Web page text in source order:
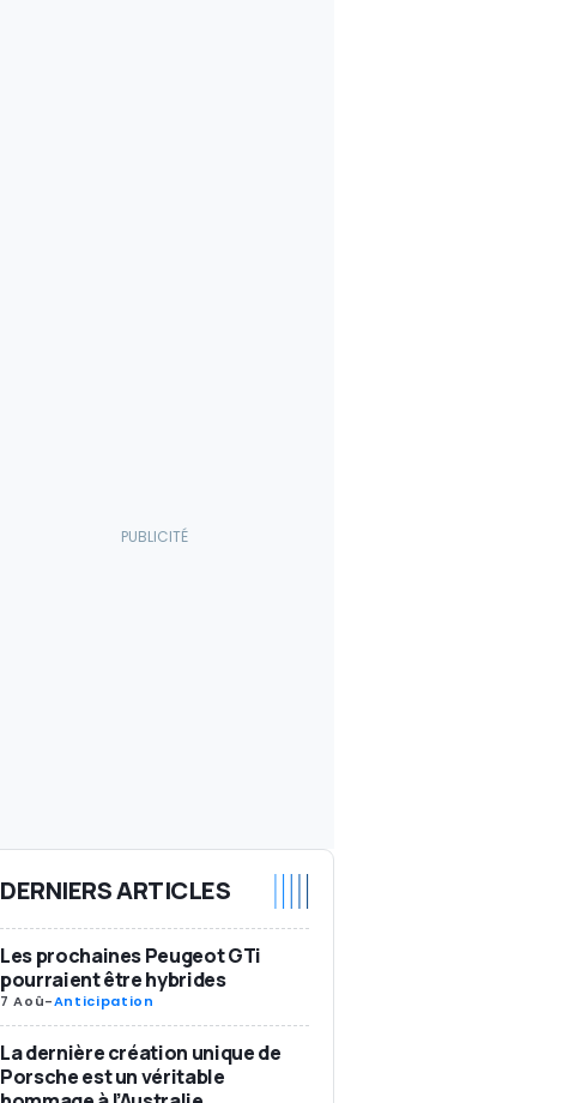
DERNIERS ARTICLES
Les prochaines Peugeot GTi
pourraient être hybrides
7 Aoû-Anticipation
La dernière création unique de
Porsche est un véritable